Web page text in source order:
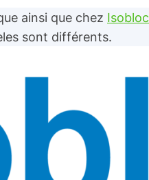
ainsi que chez Isobloc
sont différents.